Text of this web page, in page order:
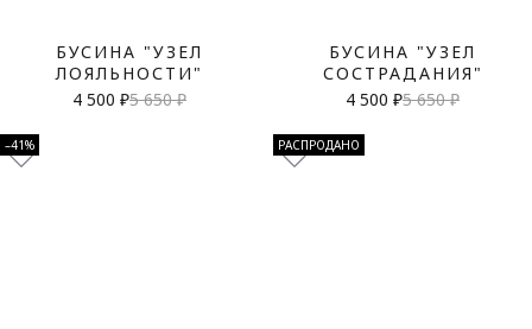
БУСИНА "УЗЕЛ
ЛОЯЛЬНОСТИ"
4 500 ₽5 650 ₽
БУСИНА "УЗЕЛ
СОСТРАДАНИЯ"
4 500 ₽5 650 ₽
–41% РАСПРОДАНО